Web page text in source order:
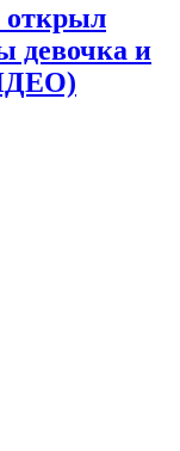
открыл
девочка и